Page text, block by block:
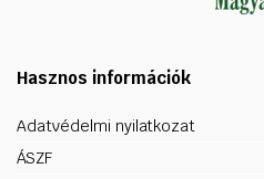
Hasznos információk
Adatvédelmi nyilatkozat
ÁSZF